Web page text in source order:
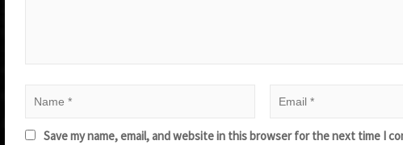
Save my name, email, and website in this browser for the next time I